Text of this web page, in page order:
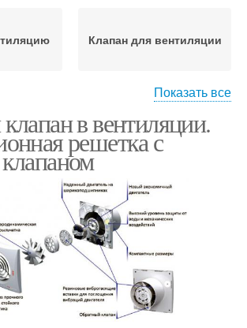
Клапан для вентиляции
клапаны
клапане
Клапаны для
вентиляции
Показать все
в вентиляции.
решетка с